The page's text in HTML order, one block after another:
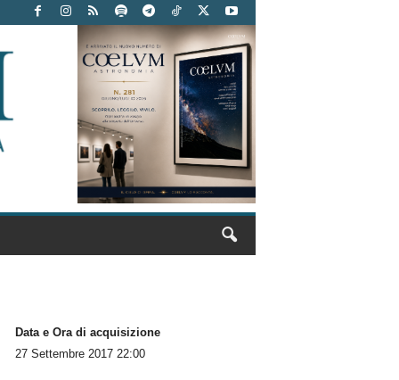
Data e Ora di acquisizione
27 Settembre 2017 22:00